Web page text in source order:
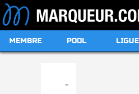
MEMBRE POOL LIGUE
-